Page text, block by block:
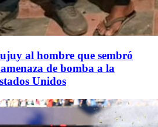
al hombre que sembró
de bomba a la
Unidos